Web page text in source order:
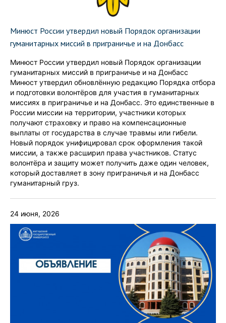
Минюст России утвердил новый Порядок организации
гуманитарных миссий в приграничье и на Донбасс
Минюст России утвердил новый Порядок организации
гуманитарных миссий в приграничье и на Донбасс
Минюст утвердил обновлённую редакцию Порядка отбора
и подготовки волонтёров для участия в гуманитарных
миссиях в приграничье и на Донбасс. Это единственные в
России миссии на территории, участники которых
получают страховку и право на компенсационные
выплаты от государства в случае травмы или гибели.
Новый порядок унифицировал срок оформления такой
миссии, а также расширил права участников. Статус
волонтёра и защиту может получить даже один человек,
который доставляет в зону приграничья и на Донбасс
гуманитарный груз.
24 июня, 2026